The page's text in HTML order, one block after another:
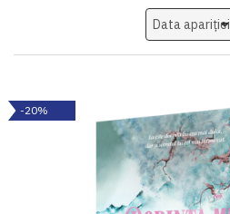
-20%